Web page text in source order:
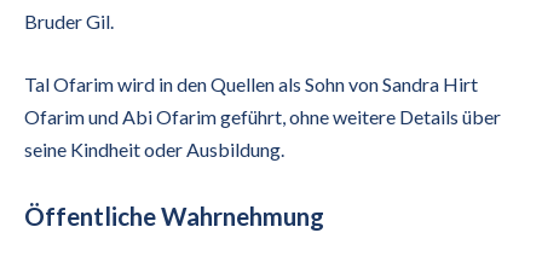
Bruder Gil.
Tal Ofarim wird in den Quellen als Sohn von Sandra Hirt
Ofarim und Abi Ofarim geführt, ohne weitere Details über
seine Kindheit oder Ausbildung.
Öffentliche Wahrnehmung